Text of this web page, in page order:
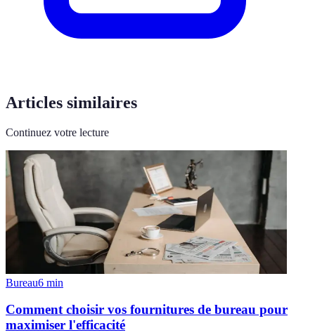
Articles similaires
Continuez votre lecture
Bureau6 min
Comment choisir vos fournitures de bureau pour
maximiser l'efficacité